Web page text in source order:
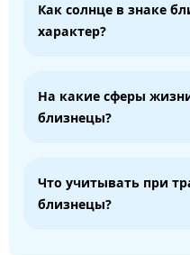
Как солнце в знаке
характер?
На какие сферы
близнецы?
Что учитывать при
близнецы?